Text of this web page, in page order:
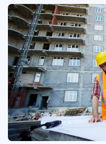
Exigences de formation
Préparation des effectifs
Pistes d’audit
Analyses
Analyse des écarts de
Efficacité de la
Tableaux de bord de
Lenzing
Ashland
Emballage
Canpack
Vista
À propos de nous
Contactez-nous